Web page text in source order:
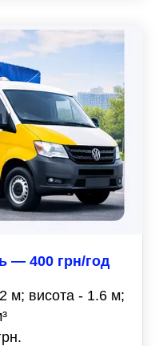
— 400 грн/год
м; висота - 1.6 м;